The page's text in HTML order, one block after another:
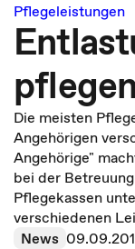
Pflegeleistungen
Die meisten
Angehörigen
Angehörige"
bei der
Pflegekassen
verschiedenen
News